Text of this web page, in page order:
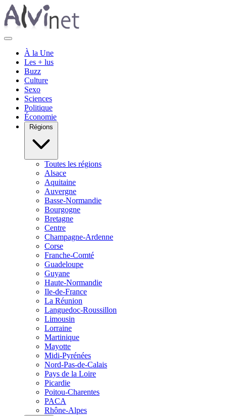
À la Une
Les + lus
Buzz
Culture
Sexo
Sciences
Politique
Économie
Régions
Toutes les régions
Alsace
Aquitaine
Auvergne
Basse-Normandie
Bourgogne
Bretagne
Centre
Champagne-Ardenne
Corse
Franche-Comté
Guadeloupe
Guyane
Haute-Normandie
Ile-de-France
La Réunion
Languedoc-Roussillon
Limousin
Lorraine
Martinique
Mayotte
Midi-Pyrénées
Nord-Pas-de-Calais
Pays de la Loire
Picardie
Poitou-Charentes
PACA
Rhône-Alpes